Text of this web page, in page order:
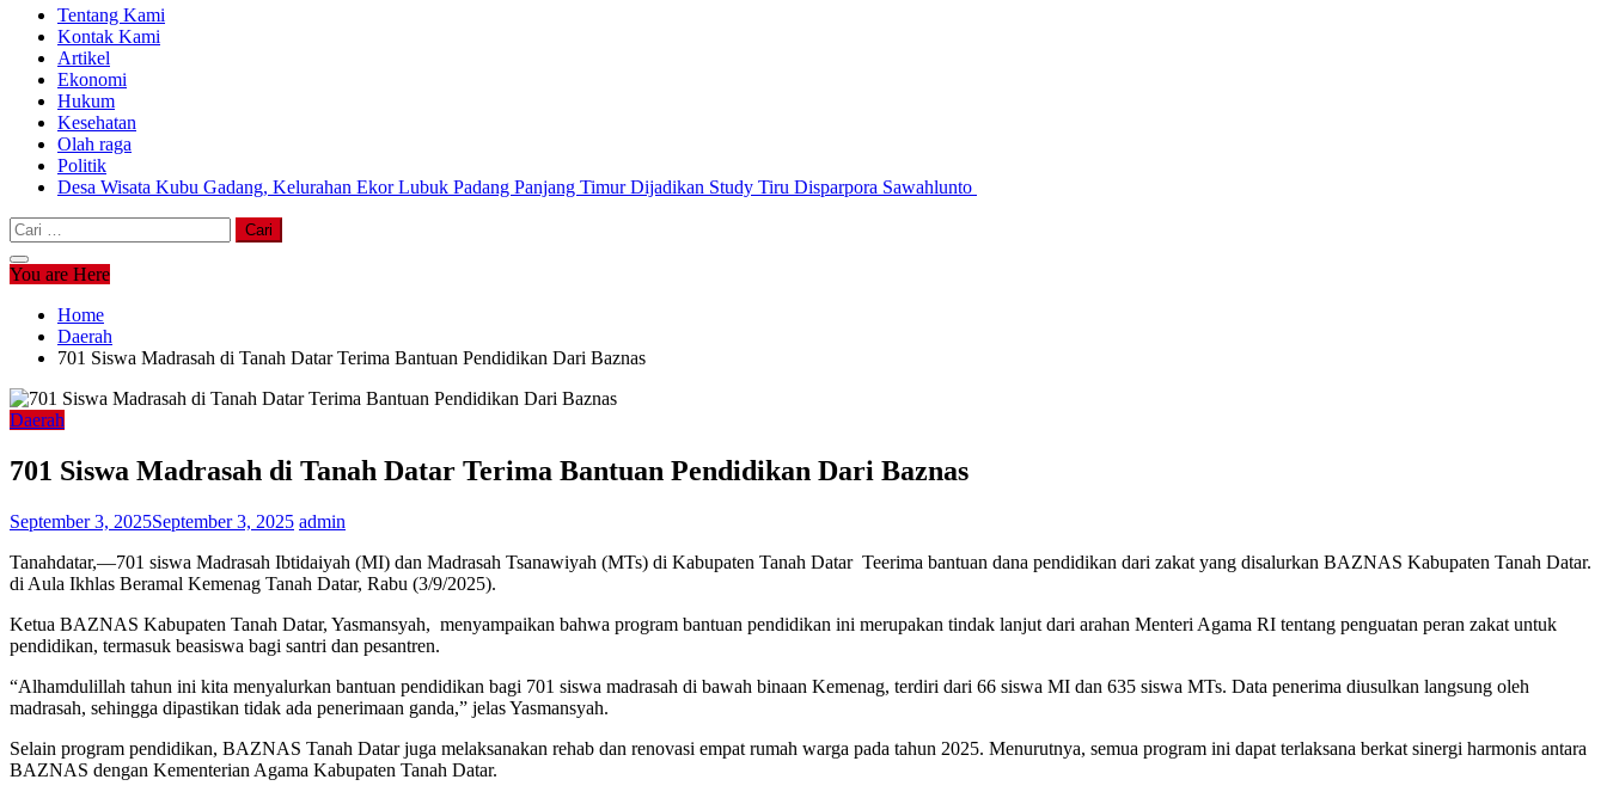
Tentang Kami
Kontak Kami
Artikel
Ekonomi
Hukum
Kesehatan
Olah raga
Politik
Desa Wisata Kubu Gadang, Kelurahan Ekor Lubuk Padang Panjang Timur Dijadikan Study Tiru Disparpora Sawahlunto
Cari
untuk:
You are Here
Home
Daerah
701 Siswa Madrasah di Tanah Datar Terima Bantuan Pendidikan Dari Baznas
Daerah
701 Siswa Madrasah di Tanah Datar Terima Bantuan Pendidikan Dari Baznas
September 3, 2025September 3, 2025 admin
Tanahdatar,—701 siswa Madrasah Ibtidaiyah (MI) dan Madrasah Tsanawiyah (MTs) di Kabupaten Tanah Datar Teerima bantuan dana pendidikan dari zakat yang disalurkan BAZNAS Kabupaten Tanah Datar.
di Aula Ikhlas Beramal Kemenag Tanah Datar, Rabu (3/9/2025).
Ketua BAZNAS Kabupaten Tanah Datar, Yasmansyah, menyampaikan bahwa program bantuan pendidikan ini merupakan tindak lanjut dari arahan Menteri Agama RI tentang penguatan peran zakat untuk
pendidikan, termasuk beasiswa bagi santri dan pesantren.
“Alhamdulillah tahun ini kita menyalurkan bantuan pendidikan bagi 701 siswa madrasah di bawah binaan Kemenag, terdiri dari 66 siswa MI dan 635 siswa MTs. Data penerima diusulkan langsung oleh
madrasah, sehingga dipastikan tidak ada penerimaan ganda,” jelas Yasmansyah.
Selain program pendidikan, BAZNAS Tanah Datar juga melaksanakan rehab dan renovasi empat rumah warga pada tahun 2025. Menurutnya, semua program ini dapat terlaksana berkat sinergi harmonis antara
BAZNAS dengan Kementerian Agama Kabupaten Tanah Datar.